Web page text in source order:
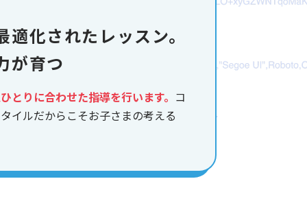
化されたレッスン。
が育つ
とりに合わせた指導を行います。 コ
イルだからこそお子さまの考える